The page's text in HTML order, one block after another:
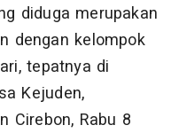
diduga merupakan
dengan kelompok
tepatnya di
Kejuden,
Cirebon, Rabu 8